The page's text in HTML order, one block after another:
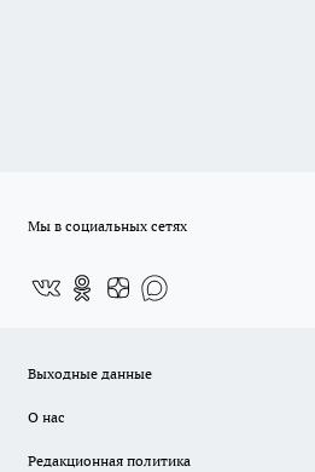
Мы в социальных сетях
Выходные данные
О нас
Редакционная политика